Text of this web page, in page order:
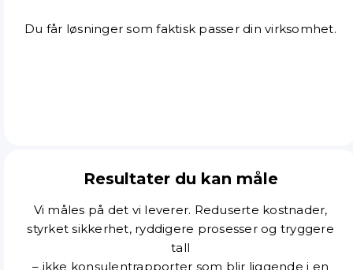
Du får løsninger som faktisk passer din virksomhet.
Resultater du kan måle
Vi måles på det vi leverer. Reduserte kostnader,
styrket sikkerhet, ryddigere prosesser og tryggere
tall
– ikke konsulentrapporter som blir liggende i en